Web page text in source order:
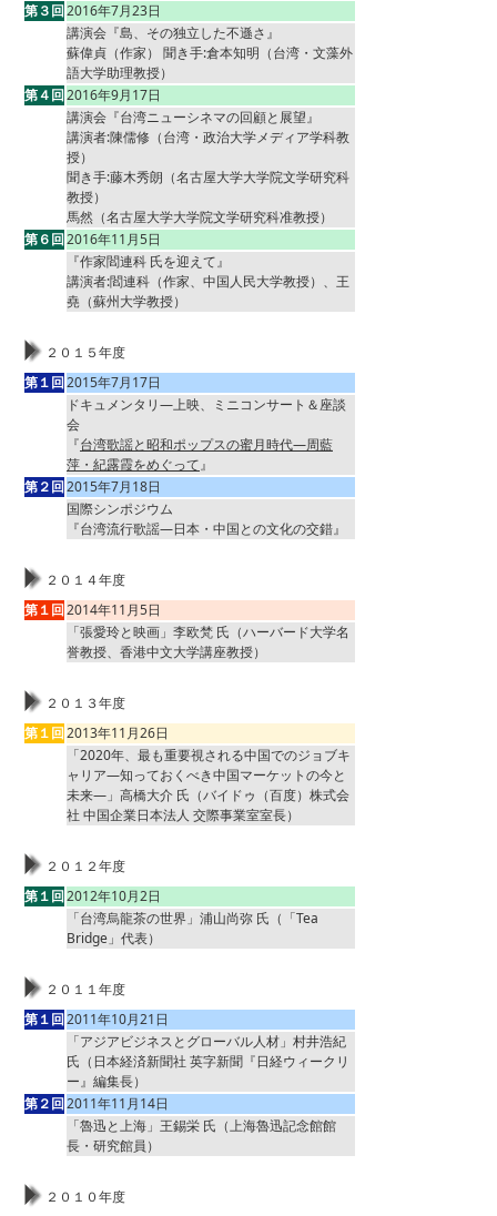
第３回2016年7月23日
講演会『島、その独立した不遜さ』
蘇偉貞（作家） 聞き手:倉本知明（台湾・文藻外
語大学助理教授）
第４回2016年9月17日
講演会『台湾ニューシネマの回顧と展望』
講演者:陳儒修（台湾・政治大学メディア学科教
授）
聞き手:藤木秀朗（名古屋大学大学院文学研究科
教授）
馬然（名古屋大学大学院文学研究科准教授）
第６回2016年11月5日
『作家閻連科 氏を迎えて』
講演者:閻連科（作家、中国人民大学教授）、王
堯（蘇州大学教授）
２０１５年度
第１回2015年7月17日
ドキュメンタリ―上映、ミニコンサート＆座談
会
『台湾歌謡と昭和ポップスの蜜月時代―周藍
萍・紀露霞をめぐって』
第２回2015年7月18日
国際シンポジウム
『台湾流行歌謡―日本・中国との文化の交錯』
２０１４年度
第１回2014年11月5日
「張愛玲と映画」李欧梵 氏（ハーバード大学名
誉教授、香港中文大学講座教授）
２０１３年度
第１回2013年11月26日
「2020年、最も重要視される中国でのジョブキ
ャリア―知っておくべき中国マーケットの今と
未来―」高橋大介 氏（バイドゥ（百度）株式会
社 中国企業日本法人 交際事業室室長）
２０１２年度
第１回2012年10月2日
「台湾烏龍茶の世界」浦山尚弥 氏（「Tea
Bridge」代表）
２０１１年度
第１回2011年10月21日
「アジアビジネスとグローバル人材」村井浩紀
氏（日本経済新聞社 英字新聞『日経ウィークリ
ー』編集長）
第２回2011年11月14日
「魯迅と上海」王錫栄 氏（上海魯迅記念館館
長・研究館員）
２０１０年度